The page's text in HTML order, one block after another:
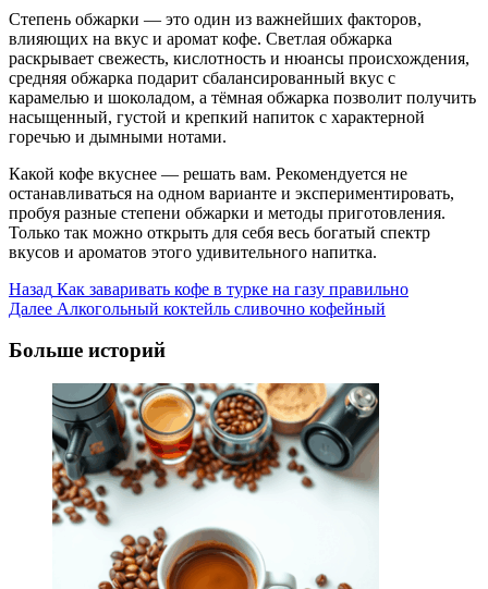
Степень обжарки — это один из важнейших факторов,
влияющих на вкус и аромат кофе. Светлая обжарка
раскрывает свежесть, кислотность и нюансы происхождения,
средняя обжарка подарит сбалансированный вкус с
карамелью и шоколадом, а тёмная обжарка позволит получить
насыщенный, густой и крепкий напиток с характерной
горечью и дымными нотами.
Какой кофе вкуснее — решать вам. Рекомендуется не
останавливаться на одном варианте и экспериментировать,
пробуя разные степени обжарки и методы приготовления.
Только так можно открыть для себя весь богатый спектр
вкусов и ароматов этого удивительного напитка.
Post
Navigation
Назад Как заваривать кофе в турке на газу правильно
Далее Алкогольный коктейль сливочно кофейный
Больше историй